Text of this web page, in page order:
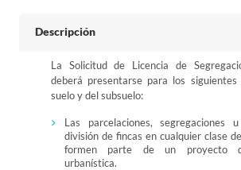
Descripción
La Solicitud de Licencia de
deberá presentarse para los
suelo y del subsuelo:
Las parcelaciones,
división de fincas en cualquier clase
formen parte de un proyecto
urbanística.